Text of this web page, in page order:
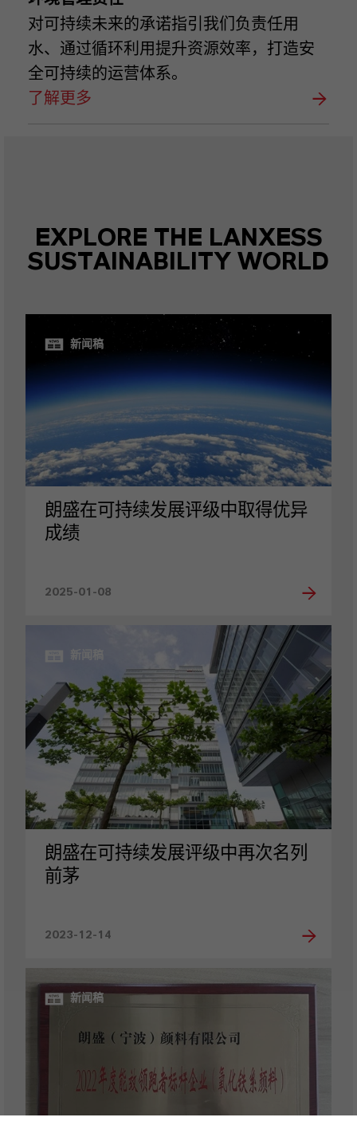
对可持续未来的承诺指引我们负责任用
水、通过循环利用提升资源效率，打造安
全可持续的运营体系。
了解更多
EXPLORE THE LANXESS
SUSTAINABILITY WORLD
新闻稿
朗盛在可持续发展评级中取得优异
成绩
2025-01-08
新闻稿
朗盛在可持续发展评级中再次名列
前茅
2023-12-14
新闻稿